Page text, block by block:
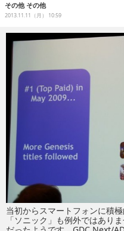
産業政策
イベント/セミナー
eスポーツ
その他 その他
2013.11.11（月） 10:59
当初からスマートフォンに積
「ソニック」も例外ではあり